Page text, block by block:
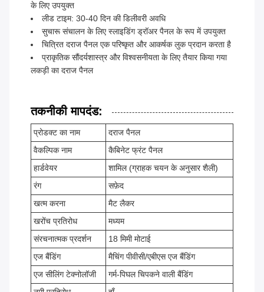
के लिए उपयुक्त
लीड टाइम: 30-40 दिन की डिलीवरी अवधि
सुचारू संचालन के लिए स्लाइडिंग ड्रॉअर पैनल के रूप में उपयुक्त
चित्रित दराज पैनल एक परिष्कृत और आकर्षक लुक प्रदान करता है
प्राकृतिक सौंदर्यशास्त्र और विश्वसनीयता के लिए तैयार किया गया
लकड़ी का दराज पैनल
तकनीकी मापदंड:
प्रोडक्ट का नाम
दराज पैनल
वैकल्पिक नाम
कैबिनेट फ्रंट पैनल
हार्डवेयर
शामिल (ग्राहक चयन के अनुसार शैली)
रंग
सफ़ेद
खत्म करना
मैट लैकर
खरोंच प्रतिरोध
मध्यम
संरचनात्मक प्रदर्शन
18 मिमी मोटाई
एज बैंडिंग
मैचिंग पीवीसी/एबीएस एज बैंडिंग
एज सीलिंग टेक्नोलॉजी
गर्म-पिघल चिपकने वाली बैंडिंग